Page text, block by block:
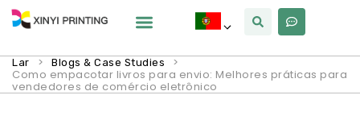
Lar > Blogs & Case Studies >
Como empacotar livros para envio: Melhores práticas para
vendedores de comércio eletrônico